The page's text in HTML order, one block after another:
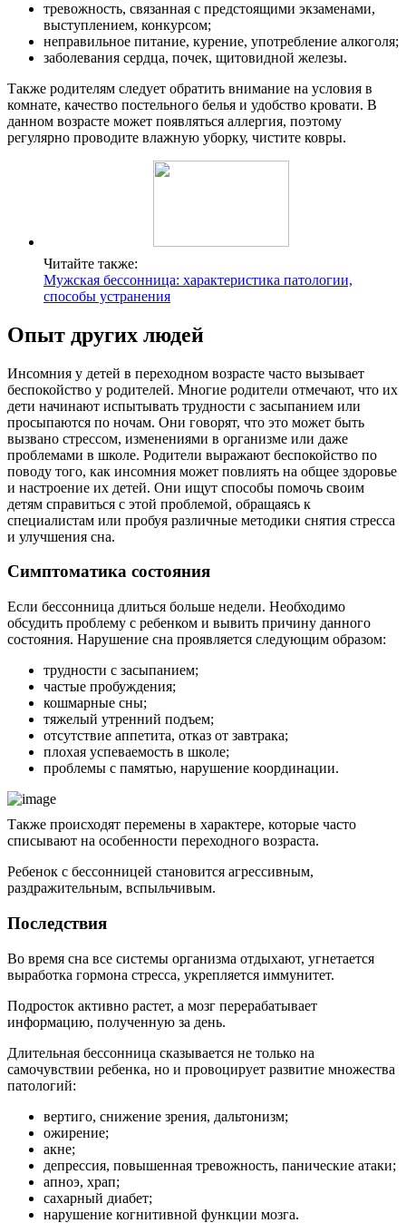
тревожность, связанная с предстоящими экзаменами,
выступлением, конкурсом;
неправильное питание, курение, употребление алкоголя;
заболевания сердца, почек, щитовидной железы.
Также родителям следует обратить внимание на условия в
комнате, качество постельного белья и удобство кровати. В
данном возрасте может появляться аллергия, поэтому
регулярно проводите влажную уборку, чистите ковры.
Читайте также:
Мужская бессонница: характеристика патологии,
способы устранения
Опыт других людей
Инсомния у детей в переходном возрасте часто вызывает
беспокойство у родителей. Многие родители отмечают, что их
дети начинают испытывать трудности с засыпанием или
просыпаются по ночам. Они говорят, что это может быть
вызвано стрессом, изменениями в организме или даже
проблемами в школе. Родители выражают беспокойство по
поводу того, как инсомния может повлиять на общее здоровье
и настроение их детей. Они ищут способы помочь своим
детям справиться с этой проблемой, обращаясь к
специалистам или пробуя различные методики снятия стресса
и улучшения сна.
Симптоматика состояния
Если бессонница длиться больше недели. Необходимо
обсудить проблему с ребенком и вывить причину данного
состояния. Нарушение сна проявляется следующим образом:
трудности с засыпанием;
частые пробуждения;
кошмарные сны;
тяжелый утренний подъем;
отсутствие аппетита, отказ от завтрака;
плохая успеваемость в школе;
проблемы с памятью, нарушение координации.
Также происходят перемены в характере, которые часто
списывают на особенности переходного возраста.
Ребенок с бессонницей становится агрессивным,
раздражительным, вспыльчивым.
Последствия
Во время сна все системы организма отдыхают, угнетается
выработка гормона стресса, укрепляется иммунитет.
Подросток активно растет, а мозг перерабатывает
информацию, полученную за день.
Длительная бессонница сказывается не только на
самочувствии ребенка, но и провоцирует развитие множества
патологий:
вертиго, снижение зрения, дальтонизм;
ожирение;
акне;
депрессия, повышенная тревожность, панические атаки;
апноэ, храп;
сахарный диабет;
нарушение когнитивной функции мозга.